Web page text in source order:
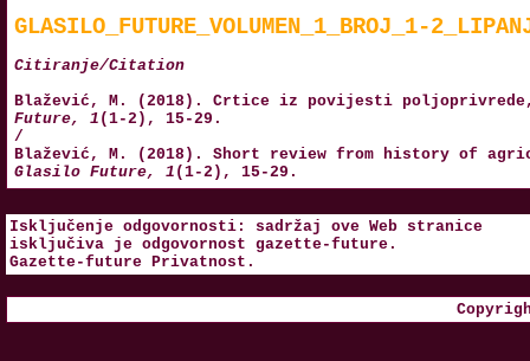
GLASILO_FUTURE_VOLUMEN_1_BROJ_1-
Citiranje/Citation
Blažević, M. (2018). Crtice iz povijesti
Future, 1 (1-2), 15-29.
/
Blažević, M. (2018). Short review from history of
Glasilo Future, 1 (1-2), 15-29.
Isključenje odgovornosti: sadržaj ove Web stranice
isključiva je odgovornost gazette-future .
Gazette-future Privatnost .